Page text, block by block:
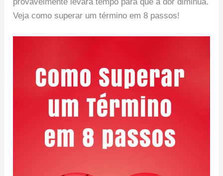
Veja como superar um término em 8 passos!